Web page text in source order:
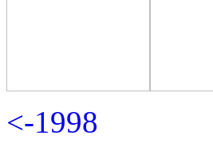
<-1998